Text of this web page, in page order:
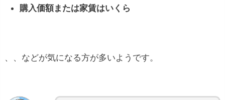
購入価額または家賃はいくら
、、などが気になる方が多いようです。